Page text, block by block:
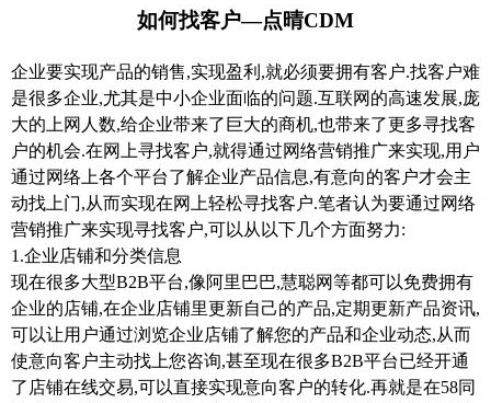
如何找客户—点晴CDM
企业要实现产品的销售,实现盈利 ,就必须要拥有客户.找客户难
是很多企业,尤其是中小企业面临的问题.互联网的高速发展,庞
大的上网人数,给企业带来了巨大的商机,也带来了更多寻找客
户的机会.在网上寻找客户,就得通过网络营销推广来实现,用户
通过网络上各个平台了解企业产品信息,有意向的客户才会主
动找上门,从而实现在网上轻松寻找客户.笔者认为要通过网络
营销推广来实现寻找客户,可以从以下几个方面努力:
1.企业店铺和分类信息
现在很多大型B2B平台,像阿里巴巴,慧聪网等都可以免费拥有
企业的店铺,在企业店铺里更新自己的产品,定期更新产品资讯,
可以让用户通过浏览企业店铺了解您的产品和企业动态,从而
使意向客户主动找上您咨询,甚至现在很多B2B平台已经开通
了店铺在线交易,可以直接实现意向客户的转化.再就是在58同